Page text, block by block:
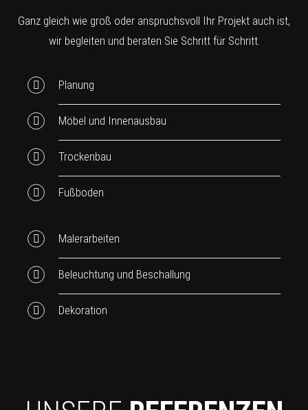
Ganz gleich wie groß oder anspruchsvoll Ihr Projekt auch ist,
wir begleiten und beraten Sie Schritt für Schritt.
Planung
Möbel und Innenausbau
Trockenbau
Fußboden
Malerarbeiten
Beleuchtung und Beschallung
Dekoration